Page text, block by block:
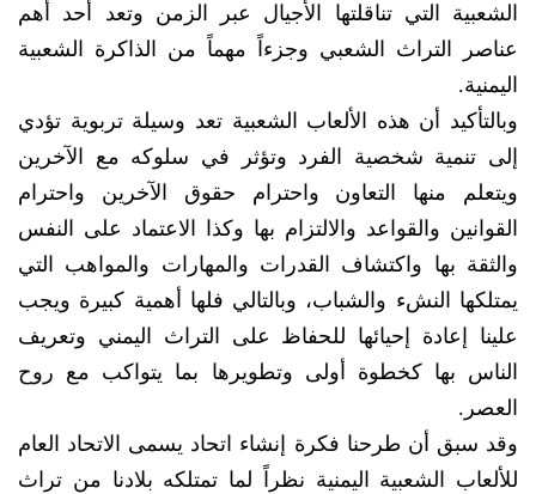
الشعبية التي تناقلتها الأجيال عبر الزمن وتعد أحد أهم
عناصر التراث الشعبي وجزءاً مهماً من الذاكرة الشعبية
اليمنية.
وبالتأكيد أن هذه الألعاب الشعبية تعد وسيلة تربوية تؤدي
إلى تنمية شخصية الفرد وتؤثر في سلوكه مع الآخرين
ويتعلم منها التعاون واحترام حقوق الآخرين واحترام
القوانين والقواعد والالتزام بها وكذا الاعتماد على النفس
والثقة بها واكتشاف القدرات والمهارات والمواهب التي
يمتلكها النشء والشباب، وبالتالي فلها أهمية كبيرة ويجب
علينا إعادة إحيائها للحفاظ على التراث اليمني وتعريف
الناس بها كخطوة أولى وتطويرها بما يتواكب مع روح
العصر.
وقد سبق أن طرحنا فكرة إنشاء اتحاد يسمى الاتحاد العام
للألعاب الشعبية اليمنية نظراً لما تمتلكه بلادنا من تراث